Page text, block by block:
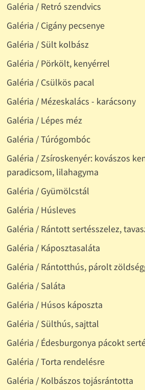
Galéria / Retró szendvics
Galéria / Cigány pecsenye
Galéria / Sült kolbász
Galéria / Pörkölt, kenyérrel
Galéria / Csülkös pacal
Galéria / Mézeskalács - karácsony
Galéria / Lépes méz
Galéria / Túrógombóc
Galéria / Zsíroskenyér: kovászos
paradicsom, lilahagyma
Galéria / Gyümölcstál
Galéria / Húsleves
Galéria / Rántott sertésszelez,
Galéria / Káposztasaláta
Galéria / Rántotthús, párolt
Galéria / Saláta
Galéria / Húsos káposzta
Galéria / Sülthús, sajttal
Galéria / Édesburgonya pácokt
Galéria / Torta rendelésre
Galéria / Kolbászos tojásrántotta